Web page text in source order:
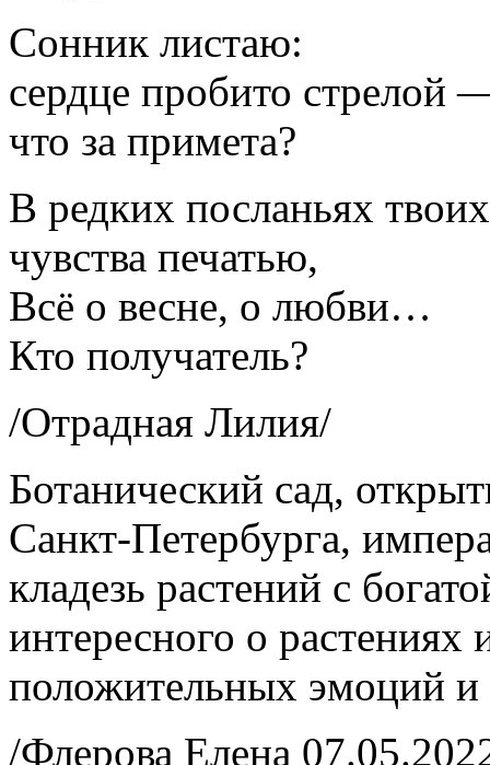
Сонник листаю:
сердце пробито стрелой
что за примета?
В редких посланьях твоих
чувства печатью,
Всё о весне, о любви…
Кто получатель?
/Отрадная Лилия/
Ботанический сад,
Санкт-Петербурга,
кладезь растений с
интересного о растениях
положительных эмоций
/Флерова Елена